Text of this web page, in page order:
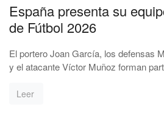
España presenta su
de Fútbol 2026
El portero Joan García, los defensas
y el atacante Víctor Muñoz forman
Leer